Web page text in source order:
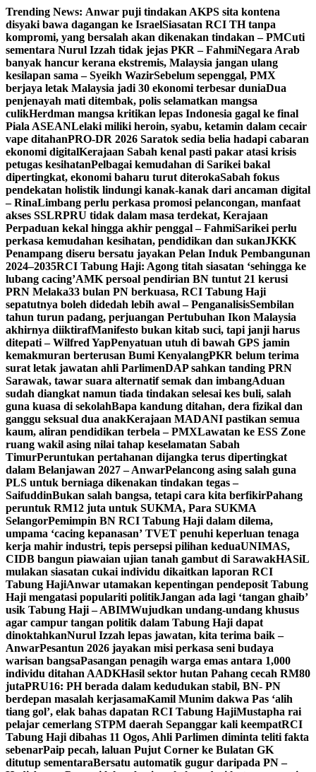
Skip
to
content
Trending News: Anwar puji tindakan AKPS sita kontena
disyaki bawa dagangan ke IsraelSiasatan RCI TH tanpa
kompromi, yang bersalah akan dikenakan tindakan – PMCuti
sementara Nurul Izzah tidak jejas PKR – FahmiNegara Arab
banyak hancur kerana ekstremis, Malaysia jangan ulang
kesilapan sama – Syeikh WazirSebelum sepenggal, PMX
berjaya letak Malaysia jadi 30 ekonomi terbesar duniaDua
penjenayah mati ditembak, polis selamatkan mangsa
culikHerdman mangsa kritikan lepas Indonesia gagal ke final
Piala ASEANLelaki miliki heroin, syabu, ketamin dalam cecair
vape ditahanPRO-DR 2026 Saratok sedia belia hadapi cabaran
ekonomi digitalKerajaan Sabah kenal pasti pakar atasi krisis
petugas kesihatanPelbagai kemudahan di Sarikei bakal
dipertingkat, ekonomi baharu turut diterokaSabah fokus
pendekatan holistik lindungi kanak-kanak dari ancaman digital
– RinaLimbang perlu perkasa promosi pelancongan, manfaat
akses SSLRPRU tidak dalam masa terdekat, Kerajaan
Perpaduan kekal hingga akhir penggal – FahmiSarikei perlu
perkasa kemudahan kesihatan, pendidikan dan sukanJKKK
Penampang diseru bersatu jayakan Pelan Induk Pembangunan
2024–2035RCI Tabung Haji: Agong titah siasatan ‘sehingga ke
lubang cacing’AMK persoal pendirian BN tuntut 21 kerusi
PRN Melaka33 bulan PN berkuasa, RCI Tabung Haji
sepatutnya boleh didedah lebih awal – PenganalisisSembilan
tahun turun padang, perjuangan Pertubuhan Ikon Malaysia
akhirnya diiktirafManifesto bukan kitab suci, tapi janji harus
ditepati – Wilfred YapPenyatuan utuh di bawah GPS jamin
kemakmuran berterusan Bumi KenyalangPKR belum terima
surat letak jawatan ahli ParlimenDAP sahkan tanding PRN
Sarawak, tawar suara alternatif semak dan imbangAduan
sudah diangkat namun tiada tindakan selesai kes buli, salah
guna kuasa di sekolahBapa kandung ditahan, dera fizikal dan
ganggu seksual dua anakKerajaan MADANI pastikan semua
kaum, aliran pendidikan terbela – PMXLawatan ke ESS Zone
ruang wakil asing nilai tahap keselamatan Sabah
TimurPeruntukan pertahanan dijangka terus dipertingkat
dalam Belanjawan 2027 – AnwarPelancong asing salah guna
PLS untuk berniaga dikenakan tindakan tegas –
SaifuddinBukan salah bangsa, tetapi cara kita berfikirPahang
peruntuk RM12 juta untuk SUKMA, Para SUKMA
SelangorPemimpin BN RCI Tabung Haji dalam dilema,
umpama ‘cacing kepanasan’ TVET penuhi keperluan tenaga
kerja mahir industri, tepis persepsi pilihan keduaUNIMAS,
CIDB bangun piawaian ujian tanah gambut di SarawakHASiL
mulakan siasatan cukai individu dikaitkan laporan RCI
Tabung HajiAnwar utamakan kepentingan pendeposit Tabung
Haji mengatasi populariti politikJangan ada lagi ‘tangan ghaib’
usik Tabung Haji – ABIMWujudkan undang-undang khusus
agar campur tangan politik dalam Tabung Haji dapat
dinoktahkanNurul Izzah lepas jawatan, kita terima baik –
AnwarPesantun 2026 jayakan misi perkasa seni budaya
warisan bangsaPasangan penagih warga emas antara 1,000
individu ditahan AADKHasil sektor hutan Pahang cecah RM80
jutaPRU16: PH berada dalam kedudukan stabil, BN- PN
berdepan masalah kerjasamaKamil Munim dakwa Pas ‘alih
tiang gol’, elak bahas dapatan RCI Tabung HajiMustapha rai
pelajar cemerlang STPM daerah Sepanggar kali keempatRCI
Tabung Haji dibahas 11 Ogos, Ahli Parlimen diminta teliti fakta
sebenarPaip pecah, laluan Pujut Corner ke Bulatan GK
ditutup sementaraBersatu automatik gugur daripada PN –